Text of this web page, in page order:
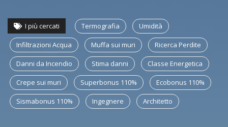
I più cercati Termografia Umidità
Infiltrazioni Acqua Muffa sui muri Ricerca Perdite
Danni da Incendio Stima danni Classe Energetica
Crepe sui muri Superbonus 110% Ecobonus 110%
Sismabonus 110% Ingegnere Architetto